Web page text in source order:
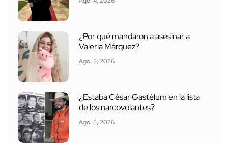
¿Por qué mandaron a asesinar a
Valeria Márquez?
Ago. 3, 2026
¿Estaba César Gastélum en la lista
de los narcovolantes?
Ago. 5, 2026